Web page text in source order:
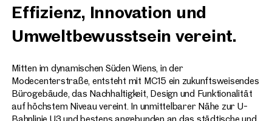
Effizienz, Innovation und
Umweltbewusstsein vereint.
Mitten im dynamischen Süden Wiens, in der
Modecenterstraße, entsteht mit MC15 ein zukunftsweisendes
Bürogebäude, das Nachhaltigkeit, Design und Funktionalität
auf höchstem Niveau vereint. In unmittelbarer Nähe zur U-
Telefonnummer
Ich habe die AGB und
Ich möchte regelmäßig
GmbH die angegebenen